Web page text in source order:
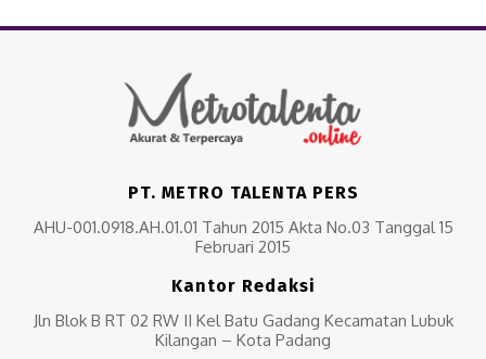
PT. METRO TALENTA PERS
AHU-001.0918.AH.01.01 Tahun 2015 Akta No.03 Tanggal 15
Februari 2015
Kantor Redaksi
Jln Blok B RT 02 RW II Kel Batu Gadang Kecamatan Lubuk
Kilangan – Kota Padang